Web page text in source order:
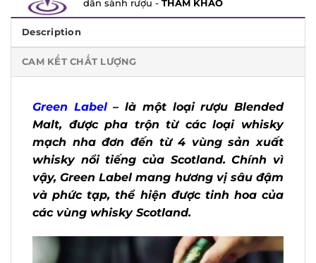
dân sành rượu - THAM KHẢO
Description
CAM KẾT CHẤT LƯỢNG
Green Label– là một loại rượu Blended
Malt, được pha trộn từ các loại whisky
mạch nha đơn đến từ 4 vùng sản xuất
whisky nổi tiếng của Scotland. Chính vì
vậy, Green Label mang hương vị sâu đậm
và phức tạp, thể hiện được tinh hoa của
các vùng whisky Scotland.